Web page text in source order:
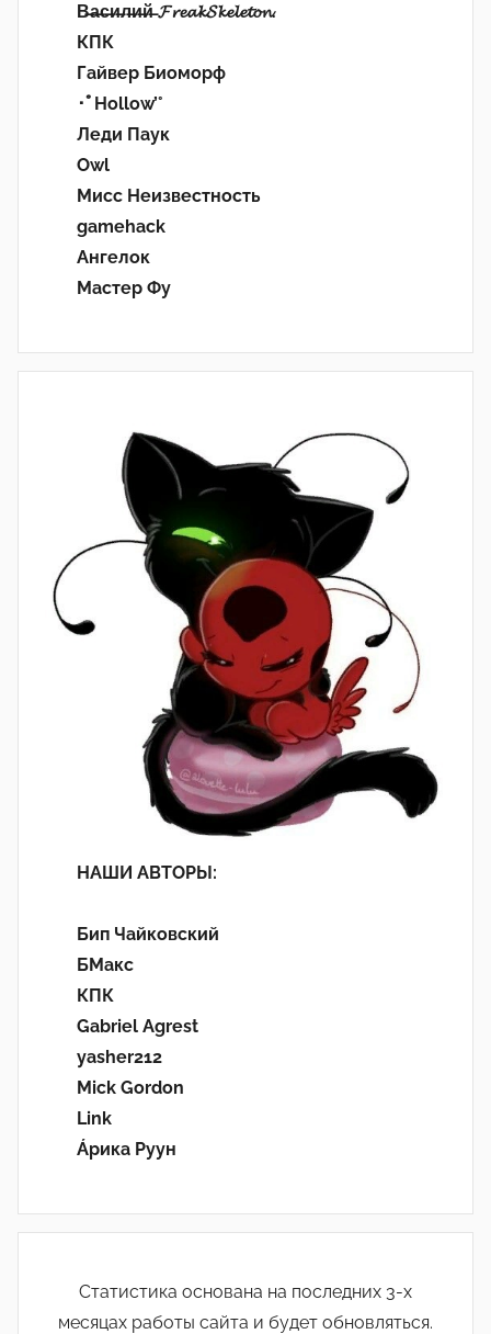
В̶а̶с̶и̶л̶и̶й̶ 𝓕𝓻𝓮𝓪𝓴𝓢𝓴𝓮𝓵𝓮𝓽𝓸𝓷.
КПК
Гайвер Биоморф
･ﾟHollow’°
Леди Паук
Owl
Мисс Неизвестность
gamehack
Ангелок
Мастер Фу
НАШИ АВТОРЫ:
Бип Чайковский
БМакс
КПК
Gabriel Agrest
yasher212
Mick Gordon
Link
Áрика Руун
Статистика основана на последних 3-х
месяцах работы сайта и будет обновляться.